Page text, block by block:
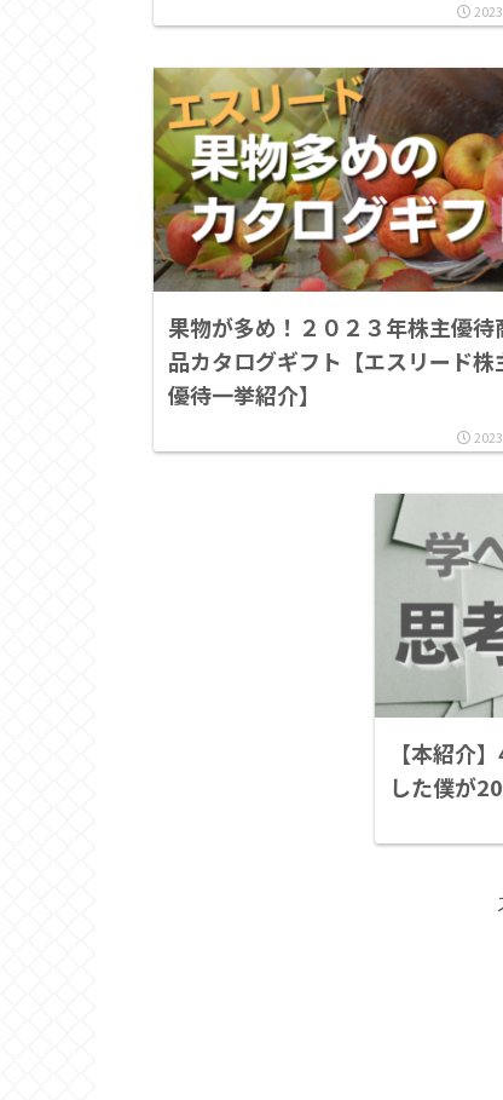
果物が多め！２０２３年株主優待
品カタログギフト【エスリード株
優待一挙紹介】
【本紹介
した僕が